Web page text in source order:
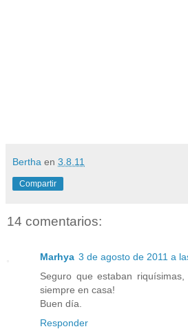
Bertha en 3.8.11
Compartir
14 comentarios:
Marhya 3 de agosto de 2011 a
Seguro que estaban
siempre en casa!
Buen día.
Responder